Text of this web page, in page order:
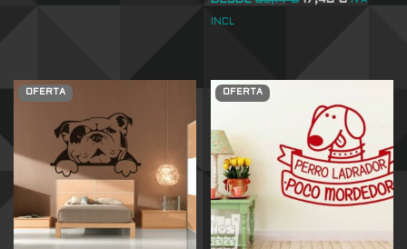
INCL
OFERTA OFERTA